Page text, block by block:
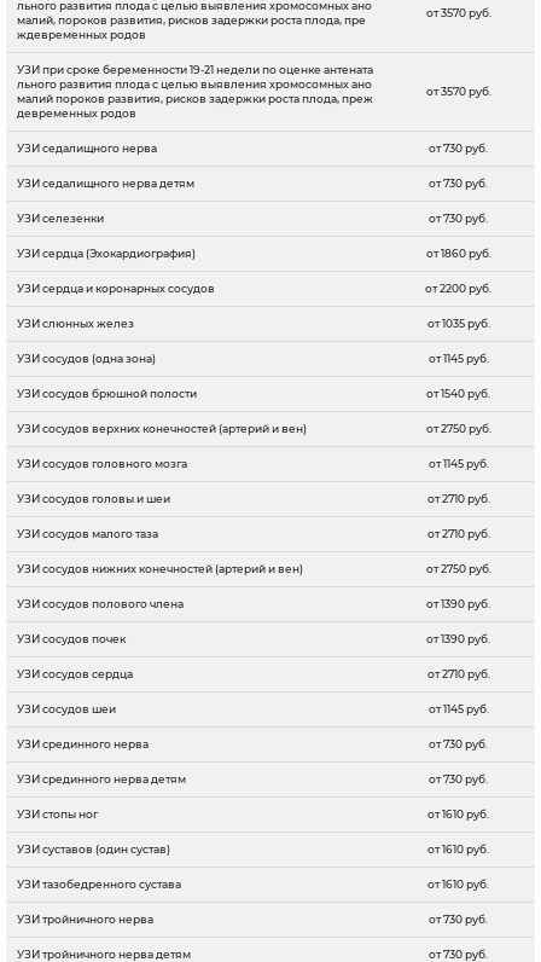
льного развития плода с целью выявления хромосомных ано
малий, пороков развития, рисков задержки роста плода, пре
ждевременных родов
от 3570 руб.
УЗИ при сроке беременности 19-21 недели по оценке антената
льного развития плода с целью выявления хромосомных ано
малий пороков развития, рисков задержки роста плода, преж
девременных родов
от 3570 руб.
УЗИ седалищного нерва от 730 руб.
УЗИ седалищного нерва детям от 730 руб.
УЗИ селезенки от 730 руб.
УЗИ сердца (Эхокардиография) от 1860 руб.
УЗИ сердца и коронарных сосудов от 2200 руб.
УЗИ слюнных желез от 1035 руб.
УЗИ сосудов (одна зона) от 1145 руб.
УЗИ сосудов брюшной полости от 1540 руб.
УЗИ сосудов верхних конечностей (артерий и вен) от 2750 руб.
УЗИ сосудов головного мозга от 1145 руб.
УЗИ сосудов головы и шеи от 2710 руб.
УЗИ сосудов малого таза от 2710 руб.
УЗИ сосудов нижних конечностей (артерий и вен) от 2750 руб.
УЗИ сосудов полового члена от 1390 руб.
УЗИ сосудов почек от 1390 руб.
УЗИ сосудов сердца от 2710 руб.
УЗИ сосудов шеи от 1145 руб.
УЗИ срединного нерва от 730 руб.
УЗИ срединного нерва детям от 730 руб.
УЗИ стопы ног от 1610 руб.
УЗИ суставов (один сустав) от 1610 руб.
УЗИ тазобедренного сустава от 1610 руб.
УЗИ тройничного нерва от 730 руб.
УЗИ тройничного нерва детям от 730 руб.